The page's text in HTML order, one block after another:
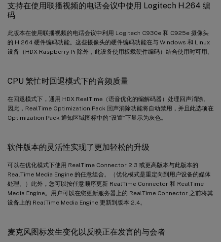
支持在使用联播视频的电话会议中使用 Logitech H.264 编
码
此版本在使用联播视频的电话会议中利用 Logitech C930e 和 C925e 摄像头
的 H.264 硬件编码功能。这些摄像头的硬件编码功能在与 Windows 和 Linux
设备（HDX Raspberry Pi 除外，此设备使用板载硬件编码）结合使用时可用。
CPU 繁忙时回退模式下的音频质量
在回退模式下，通用 HDX RealTime（语音优化的编解码器）处理回声消除。
因此，RealTime Optimization Pack 回声消除功能将自动禁用，并且此选项在
Optimization Pack 通知区域图标中的“设置”下显示为灰色。
软件版本的灵活性实现了更加轻松的升级
可以在优化模式下使用 RealTime Connector 2.3 或更高版本与此版本的
RealTime Media Engine 的任意组合。（优化模式是重定向到用户设备的媒体
处理。）此外，您可以按任意顺序更新 RealTime Connector 和 RealTime
Media Engine。用户可以在您更新服务器上的 RealTime Connector 之前将其
设备上的 RealTime Media Engine 更新到版本 2.4。
麦克风图标发生变化以反映正在发言的与会者